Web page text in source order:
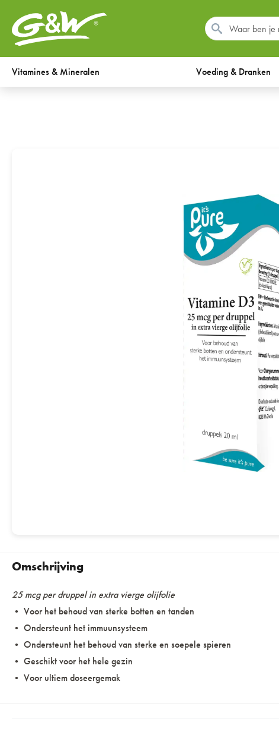
Vitamines & Mineralen Voeding & Dranken
Omschrijving
25 mcg per druppel in extra vierge olijfolie
• Voor het behoud van sterke botten en tanden
• Ondersteunt het immuunsysteem
• Ondersteunt het behoud van sterke en soepele spieren
• Geschikt voor het hele gezin
• Voor ultiem doseergemak